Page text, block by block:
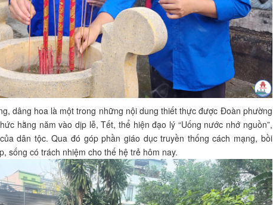
dâng hoa là một trong những nội dung thiết thực được Đoàn phường
hằng năm vào dịp lễ, Tết, thể hiện đạo lý “Uống nước nhớ nguồn”,
dân tộc. Qua đó góp phần giáo dục truyền thống cách mạng, bồi
sống có trách nhiệm cho thế hệ trẻ hôm nay.